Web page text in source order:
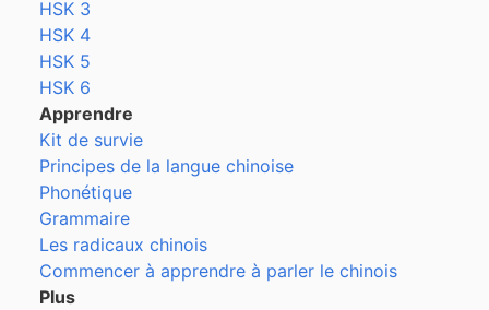
HSK 3
HSK 4
HSK 5
HSK 6
Apprendre
Kit de survie
Principes de la langue chinoise
Phonétique
Grammaire
Les radicaux chinois
Commencer à apprendre à parler le chinois
Plus